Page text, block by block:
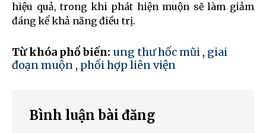
hiệu quả, trong khi phát hiện muộn sẽ làm giảm
đáng kể khả năng điều trị.
Từ khóa phổ biến: ung thư hốc mũi , giai
đoạn muộn , phối hợp liên viện
Bình luận bài đăng